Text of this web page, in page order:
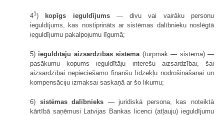
41) kopīgs ieguldījums— divu vai vairāku personu
ieguldījums, kas nostiprināts ar sistēmas dalībnieku noslēgtā
ieguldījumu pakalpojumu līgumā;
5) ieguldītāju aizsardzības sistēma(turpmāk — sistēma) —
pasākumu kopums ieguldītāju interešu aizsardzībai, šai
aizsardzībai nepieciešamo finanšu līdzekļu nodrošināšanai un
kompensāciju izmaksai saskaņā ar šo likumu;
6) sistēmas dalībnieks — juridiskā persona, kas noteiktā
kārtībā saņēmusi Latvijas Bankas licenci (atļauju) ieguldījumu